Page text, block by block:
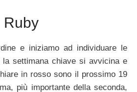
Ruby
e iniziamo ad individuare le
la settimana chiave si avvicina e
in rosso sono il prossimo 19
più importante della seconda,